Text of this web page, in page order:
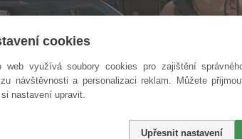
cookies
web využívá soubory cookies pro zajištění
návštěvnosti a personalizaci reklam. Můžete
si nastavení upravit.
Upřesnit nastavení